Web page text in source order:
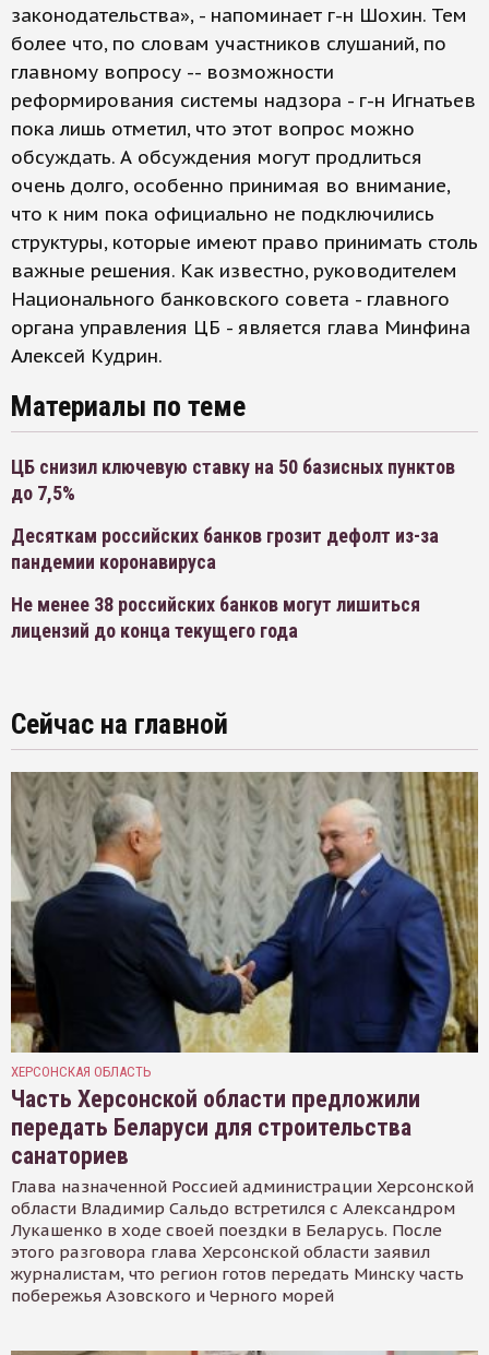
законодательства», - напоминает г-н Шохин. Тем
более что, по словам участников слушаний, по
главному вопросу -- возможности
реформирования системы надзора - г-н Игнатьев
пока лишь отметил, что этот вопрос можно
обсуждать. А обсуждения могут продлиться
очень долго, особенно принимая во внимание,
что к ним пока официально не подключились
структуры, которые имеют право принимать столь
важные решения. Как известно, руководителем
Национального банковского совета - главного
органа управления ЦБ - является глава Минфина
Алексей Кудрин.
Материалы по теме
ЦБ снизил ключевую ставку на 50 базисных пунктов
до 7,5%
Десяткам российских банков грозит дефолт из-за
пандемии коронавируса
Не менее 38 российских банков могут лишиться
лицензий до конца текущего года
Сейчас на главной
ХЕРСОНСКАЯ ОБЛАСТЬ
Часть Херсонской области предложили
передать Беларуси для строительства
санаториев
Глава назначенной Россией администрации Херсонской
области Владимир Сальдо встретился с Александром
Лукашенко в ходе своей поездки в Беларусь. После
этого разговора глава Херсонской области заявил
журналистам, что регион готов передать Минску часть
побережья Азовского и Черного морей